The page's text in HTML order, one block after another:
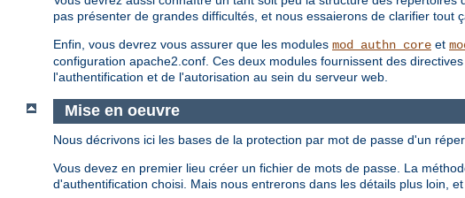
pas présenter de grandes difficultés, et nous essaierons de clarifier tout
Enfin, vous devrez vous assurer que les modules mod_authn_core et
configuration apache2.conf. Ces deux modules fournissent des
l'authentification et de l'autorisation au sein du serveur web.
Mise en oeuvre
Nous décrivons ici les bases de la protection par mot de passe d'un
Vous devez en premier lieu créer un fichier de mots de passe. La
d'authentification choisi. Mais nous entrerons dans les détails plus loin,